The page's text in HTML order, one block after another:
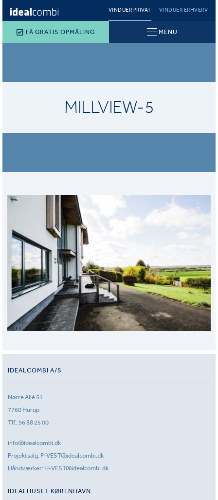
VINDUER PRIVAT VINDUER ERHVERV
FÅ GRATIS OPMÅLING MENU
MILLVIEW-5
IDEALCOMBI A/S
Nørre Allé 51
7760 Hurup
Tlf.:96 88 25 00
info@idealcombi.dk
Projektsalg: P-VEST@idealcombi.dk
Håndværker: H-VEST@idealcombi.dk
IDEALHUSET KØBENHAVN